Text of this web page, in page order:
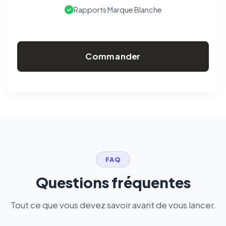
Rapports Marque Blanche
Commander
FAQ
Questions fréquentes
Tout ce que vous devez savoir avant de vous lancer.